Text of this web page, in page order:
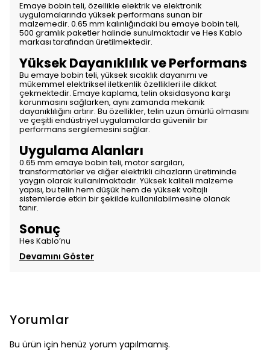
Emaye bobin teli, özellikle elektrik ve elektronik
uygulamalarında yüksek performans sunan bir
malzemedir. 0.65 mm kalınlığındaki bu emaye bobin teli,
500 gramlık paketler halinde sunulmaktadır ve Hes Kablo
markası tarafından üretilmektedir.
Yüksek Dayanıklılık ve Performans
Bu emaye bobin teli, yüksek sıcaklık dayanımı ve
mükemmel elektriksel iletkenlik özellikleri ile dikkat
çekmektedir. Emaye kaplama, telin oksidasyona karşı
korunmasını sağlarken, aynı zamanda mekanik
dayanıklılığını artırır. Bu özellikler, telin uzun ömürlü olmasını
ve çeşitli endüstriyel uygulamalarda güvenilir bir
performans sergilemesini sağlar.
Uygulama Alanları
0.65 mm emaye bobin teli, motor sargıları,
transformatörler ve diğer elektrikli cihazların üretiminde
yaygın olarak kullanılmaktadır. Yüksek kaliteli malzeme
yapısı, bu telin hem düşük hem de yüksek voltajlı
sistemlerde etkin bir şekilde kullanılabilmesine olanak
tanır.
Sonuç
Hes Kablo’nu
Devamını Göster
Yorumlar
Bu ürün için henüz yorum yapılmamış.